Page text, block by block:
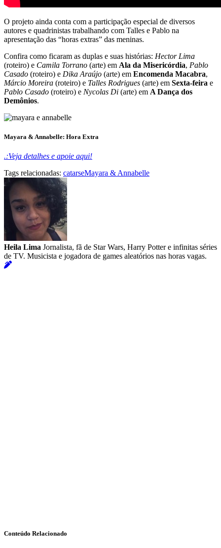
O projeto ainda conta com a participação especial de diversos
autores e quadrinistas trabalhando com Talles e Pablo na
apresentação das “horas extras” das meninas.
Confira como ficaram as duplas e suas histórias: Hector Lima
(roteiro) e Camila Torrano (arte) em Ala da Misericórdia, Pablo
Casado (roteiro) e Dika Araújo (arte) em Encomenda Macabra,
Márcio Moreira (roteiro) e Talles Rodrigues (arte) em Sexta-feira e
Pablo Casado (roteiro) e Nycolas Di (arte) em A Dança dos
Demônios.
Mayara & Annabelle: Hora Extra
.:Veja detalhes e apoie aqui!
Tags relacionadas: catarseMayara & Annabelle
Heila Lima Jornalista, fã de Star Wars, Harry Potter e infinitas séries
de TV. Musicista e jogadora de games aleatórios nas horas vagas.
Conteúdo Relacionado